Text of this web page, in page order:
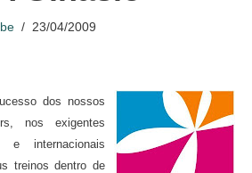
23/04/2009
dos nossos
nos exigentes
e internacionais
treinos dentro de